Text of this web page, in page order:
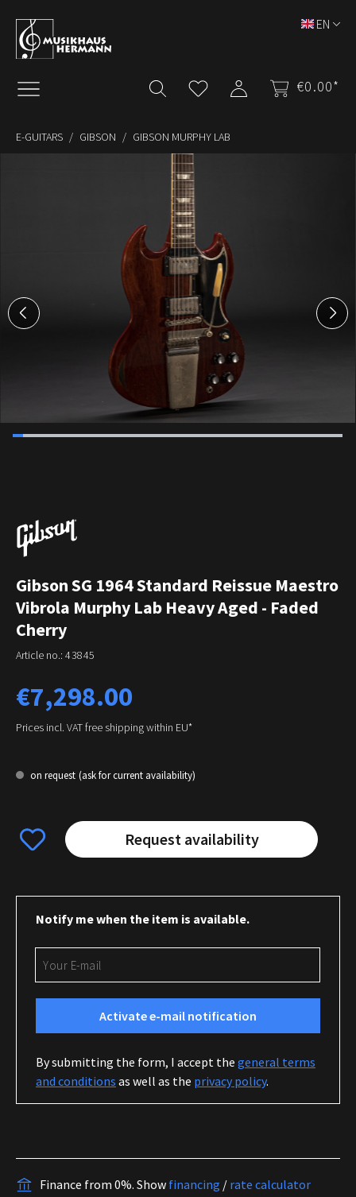
Skip to main content
€0.00*
EN
E-GUITARS GIBSON GIBSON MURPHY LAB
Gibson SG 1964 Standard Reissue Maestro
Vibrola Murphy Lab Heavy Aged - Faded
Cherry
Article no.: 43845
Regular price:
€7,298.00
Prices incl. VAT free shipping within EU*
on request (ask for current availability)
Request availability
Notify me when the item is available.
Activate e-mail notification
By submitting the form, I accept the general terms
and conditions as well as the privacy policy.
Finance from 0%. Show financing / rate calculator